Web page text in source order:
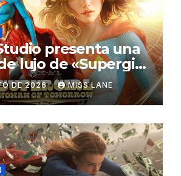
presenta una
lujo de «Supergirl:
del Mañana»
DE 2026 MISS LANE